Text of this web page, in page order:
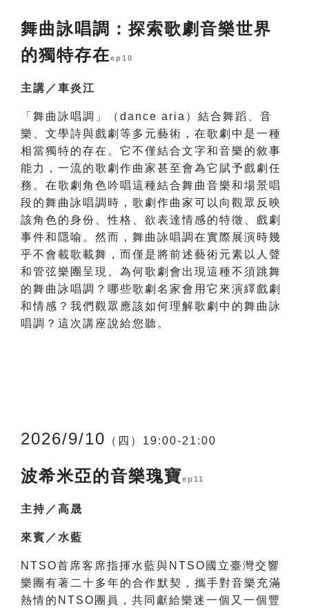
舞曲詠唱調：探索歌劇音樂世界
的獨特存在ep10
主講／車炎江
「舞曲詠唱調」（dance aria）結合舞蹈、音
樂、文學詩與戲劇等多元藝術，在歌劇中是一種
相當獨特的存在。它不僅結合文字和音樂的敘事
能力，一流的歌劇作曲家甚至會為它賦予戲劇任
務。在歌劇角色吟唱這種結合舞曲音樂和場景唱
段的舞曲詠唱調時，歌劇作曲家可以向觀眾反映
該角色的身份、性格、欲表達情感的特徵、戲劇
事件和隱喻。然而，舞曲詠唱調在實際展演時幾
乎不會載歌載舞，而僅是將前述藝術元素以人聲
和管弦樂團呈現。為何歌劇會出現這種不須跳舞
的舞曲詠唱調？哪些歌劇名家會用它來演繹戲劇
和情感？我們觀眾應該如何理解歌劇中的舞曲詠
唱調？這次講座說給您聽。
2026/9/10 （四）19:00-21:00
波希米亞的音樂瑰寶ep11
主持／高晟
來賓／水藍
NTSO首席客席指揮水藍與NTSO國立臺灣交響
樂團有著二十多年的合作默契，攜手對音樂充滿
熱情的NTSO團員，共同獻給樂迷一個又一個豐